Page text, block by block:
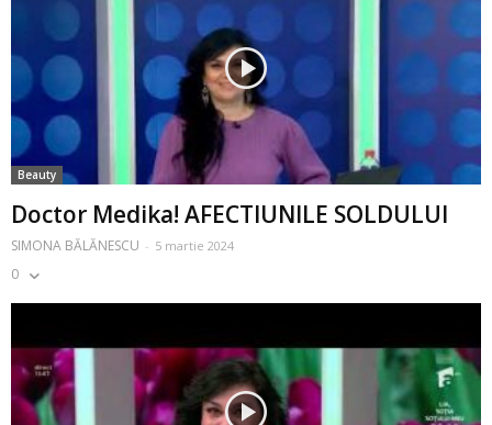
Beauty
Doctor Medika! AFECTIUNILE SOLDULUI
SIMONA BĂLĂNESCU - 5 martie 2024
0